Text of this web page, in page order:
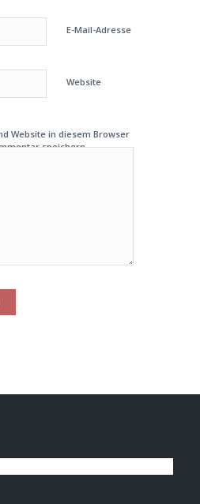
E-Mail-Adresse
Website
Website in diesem Browser
speichern.